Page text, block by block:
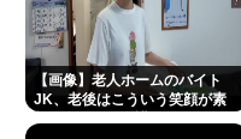
愛知県最強のスーパ
ジャンポケ斎藤、懲
ン手渡し販売、反省
【画像】老人ホームのバイト
JK、老後はこういう笑顔が素